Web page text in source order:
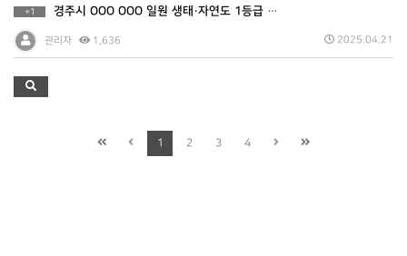
+1 경주시 OOO OOO 일원 생태·자연도 1등급 권역, …
관리자 1,636 2025.04.21
1 2 3 4